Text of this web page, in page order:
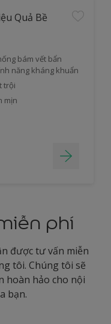
Quả Bề
bám vết bẩn
năng kháng khuẩn
trội
mịn
phí
được tư vấn miễn
tôi. Chúng tôi sẽ
hoàn hảo cho nội
bạn.